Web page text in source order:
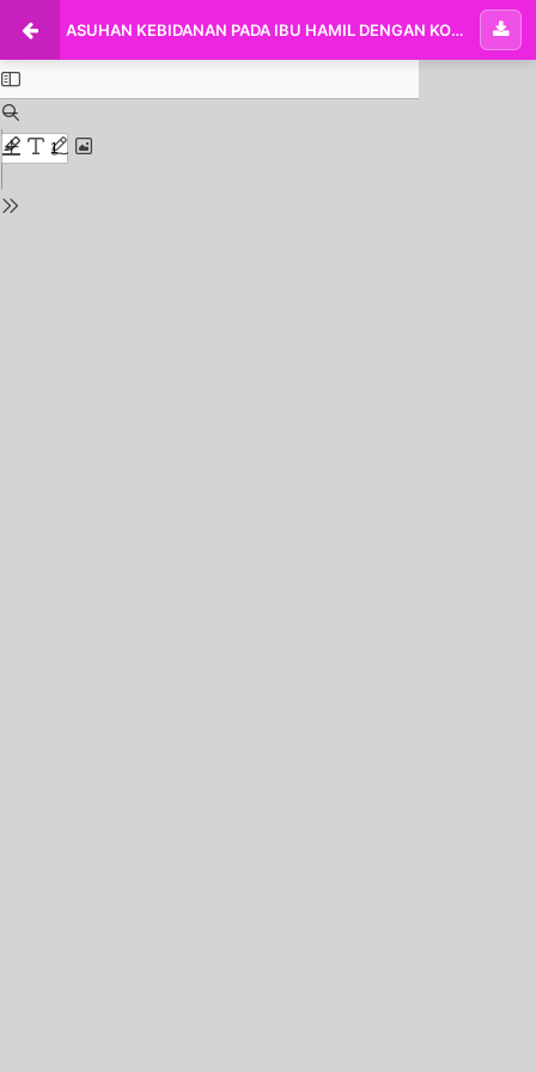
ASUHAN KEBIDANAN PADA IBU HAMIL DENGAN KOMPRES HANGAT DALAM MENURUNKAN INTENSITAS NYERI PUNGGUNG DI PMB ERNITA KOTA PEKANBARU TAHUN 2022